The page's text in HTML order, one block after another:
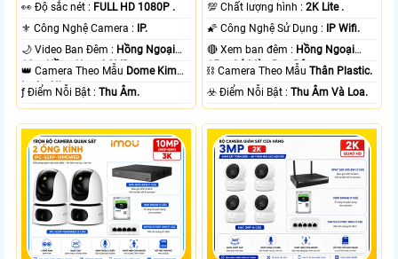
️👀 Độ sắc nét : FULL HD 1080P .
⚜️ Công Nghệ Camera :
IP.
🌙 Video Ban Đêm : Hồng Ngoại
10m Hồng Ngoại SMD.
👑 Camera Theo Mẫu Dome Kim
loại + Nhựa.
️ƒ Điểm Nỗi Bật :Thu Âm.
💯 Chất lượng hình :2K Lite .
🌠 Công Nghệ Sử Dụng :
IP Wifi.
🔴 Xem ban đêm : Hồng Ngoại
15m Có Màu Ban Ðêm.
⛓ Camera Theo MẫuThân Plastic.
️☣️ Điểm Nỗi Bật :Thu Âm Và Loa.